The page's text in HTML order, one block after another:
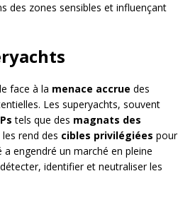
des zones sensibles et influençant
face à la menace accrue des
Les superyachts, souvent
tels que des magnats des
les rend des cibles privilégiées pour
engendré un marché en pleine
identifier et neutraliser les